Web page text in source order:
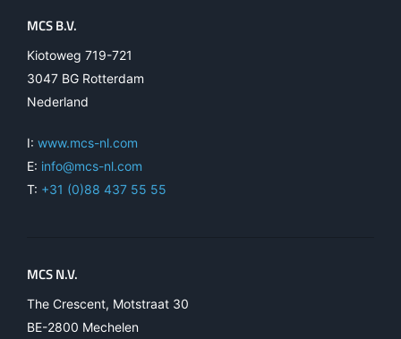
MCS B.V.
Kiotoweg 719-721
3047 BG Rotterdam
Nederland
I: www.mcs-nl.com
E: info@mcs-nl.com
T: +31 (0)88 437 55 55
MCS N.V.
The Crescent, Motstraat 30
BE-2800 Mechelen